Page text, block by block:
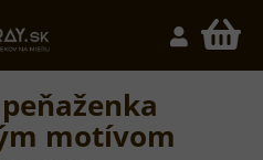
motívom